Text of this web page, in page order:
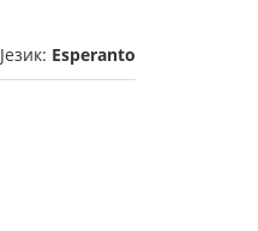
Језик: Esperanto